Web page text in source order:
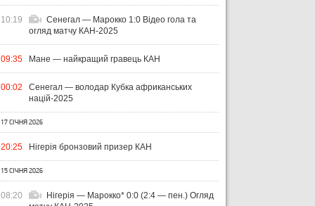
УКРАЇНА
31 ЛИПНЯ 2026
ВІСІМ МАТЧІВ — НУЛЬ
ПЕРЕМОГ: ЯК ДИНАМО, ЛНЗ ТА
10:19
Сенегал — Марокко 1:0 Відео гола та
огляд матчу КАН-2025
09:35 Мане — найкращий гравець КАН
00:02
Сенегал — володар Кубка африканських
націй-2025
17 СІЧНЯ 2026
20:25 Нігерія бронзовий призер КАН
15 СІЧНЯ 2026
08:20
Нігерія — Марокко* 0:0 (2:4 — пен.) Огляд